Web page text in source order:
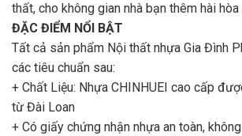
thất, cho không gian nhà bạn thêm hài
ĐẶC ĐIỂM NỔI BẬT
Tất cả sản phẩm Nội thất nhựa Gia Đình
các tiêu chuẩn sau:
+ Chất Liệu: Nhựa CHINHUEI cao cấp
từ Đài Loan
+ Có giấy chứng nhận nhựa an toàn,